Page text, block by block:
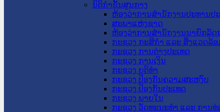
ນິຕິກໍາຂັ້ນສູນກາງ
ຫ້ອງວ່າການສໍານັກງານປະທານປ
ສະພາແຫ່ງຊາດ
ຫ້ອງວ່າການສຳນັກງານນາຍົກລັດ
ກະຊວງ ກະສິກຳ ແລະ ສິ່ງແວດລ້ອ
ກະຊວງ ການຕ່າງປະເທດ
ກະຊວງ ການເງິນ
ກະຊວງ ຍຸຕິທໍາ
ກະຊວງ ປ້ອງກັນຄວາມສະຫງົບ
ກະຊວງ ປ້ອງກັນປະເທດ
ກະຊວງ ພາຍໃນ
ກະຊວງ ວັດທະນະທຳ ແລະ ການທ່